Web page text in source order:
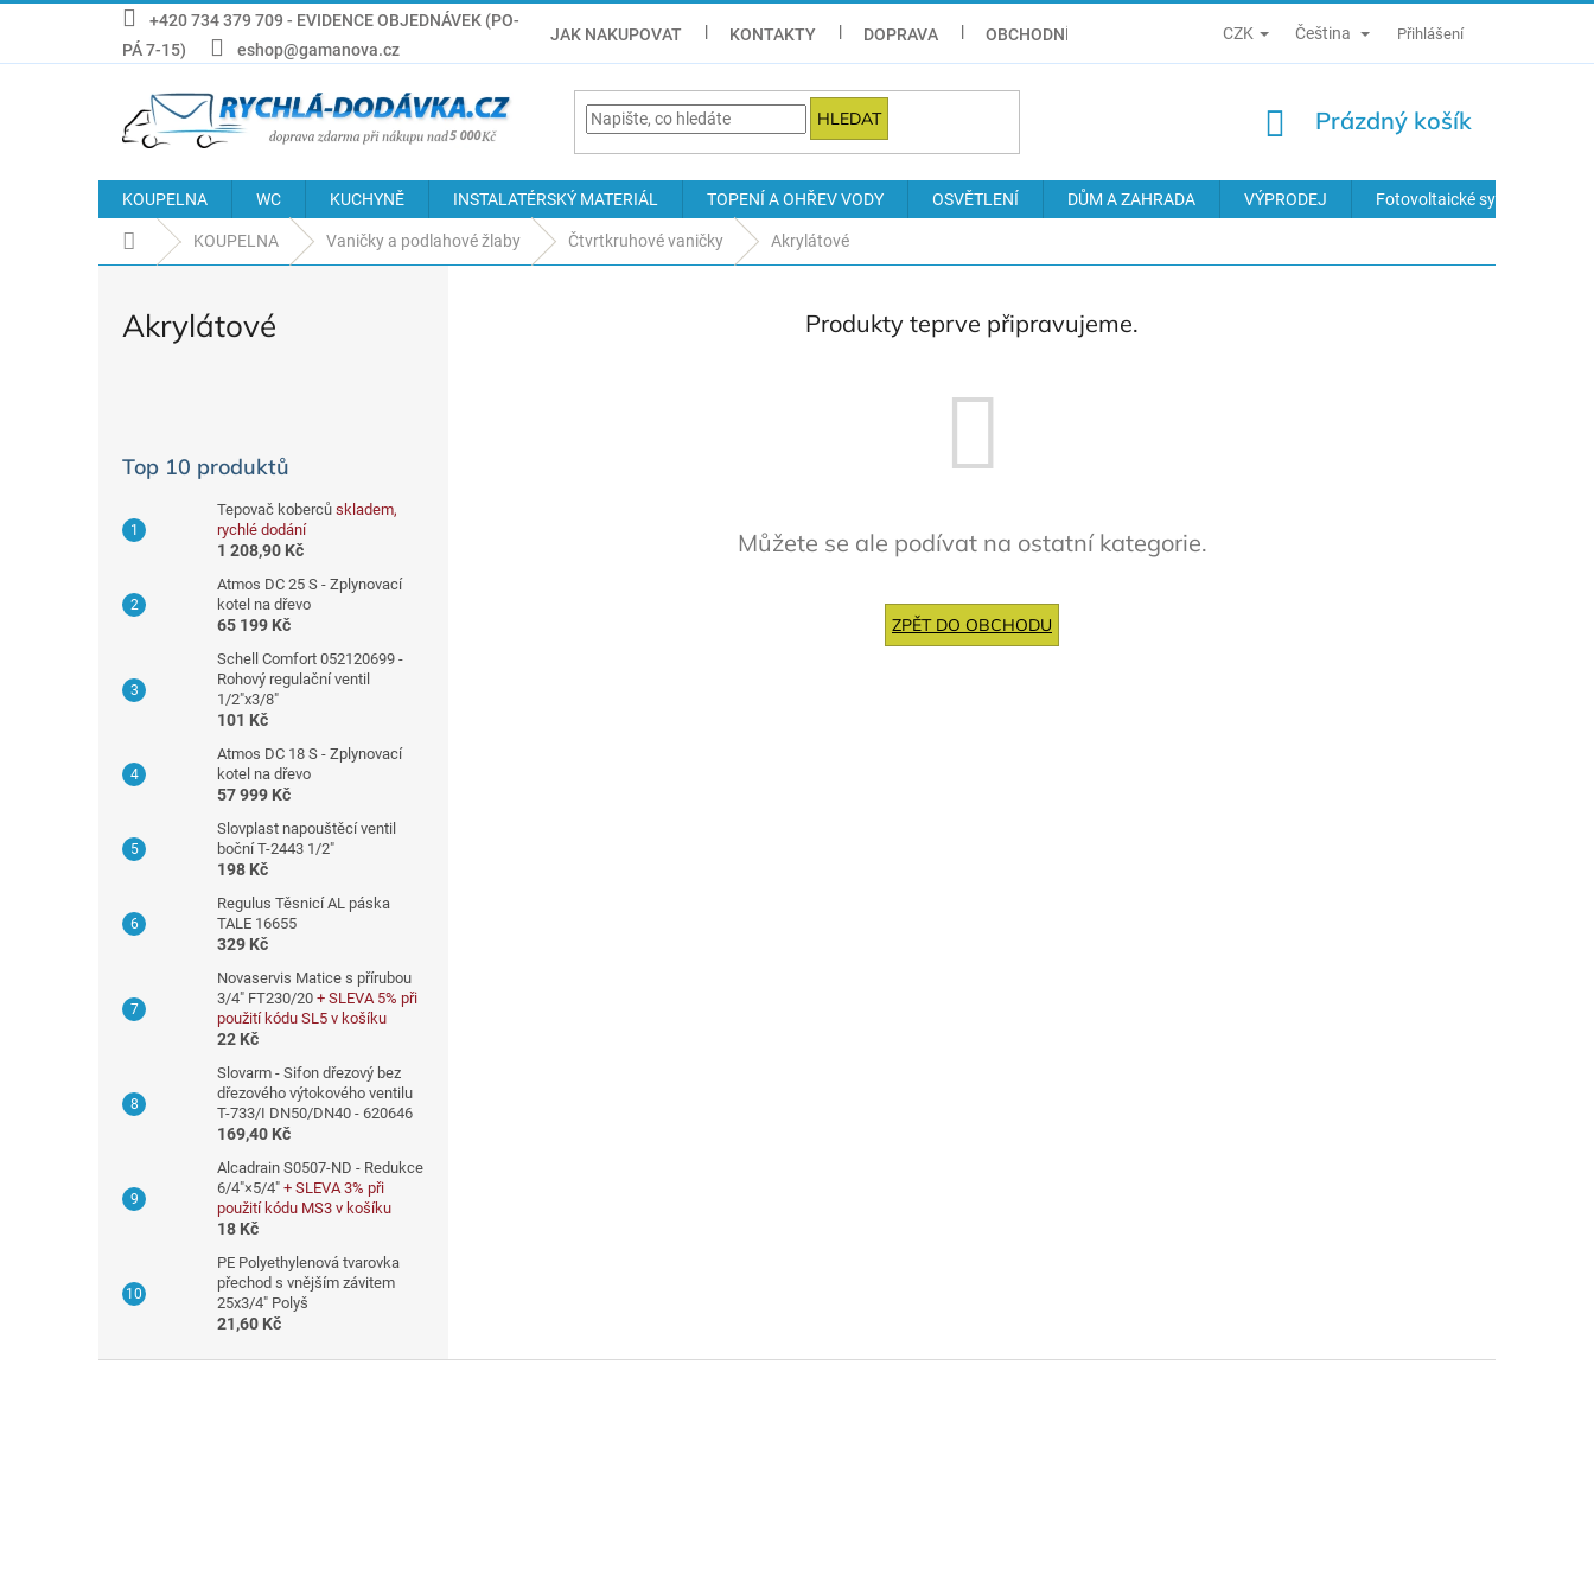
Přejít
+420 734 379 709 - EVIDENCE OBJEDNÁVEK (PO-
PÁ 7-15)
eshop@gamanova.cz
JAK NAKUPOVAT KONTAKTY DOPRAVA OBCHODNÍ PODMÍNKY ZÁSADY ZPRACOVÁNÍ OSOBNÍCH ÚDAJŮ
CZK Čeština Přihlášení
HLEDAT
NÁKUPNÍ
Prázdný košík
KOUPELNA WC KUCHYNĚ INSTALATÉRSKÝ MATERIÁL TOPENÍ A OHŘEV VODY OSVĚTLENÍ DŮM A ZAHRADA VÝPRODEJ Fotovoltaické systémy
Domů KOUPELNA Vaničky a podlahové žlaby Čtvrtkruhové vaničky Akrylátové
Akrylátové
Top 10 produktů
Tepovač koberců skladem,
rychlé dodání
1 208,90 Kč
Atmos DC 25 S - Zplynovací
kotel na dřevo
65 199 Kč
Schell Comfort 052120699 -
Rohový regulační ventil
1/2"x3/8"
101 Kč
Atmos DC 18 S - Zplynovací
kotel na dřevo
57 999 Kč
Slovplast napouštěcí ventil
boční T-2443 1/2"
198 Kč
Regulus Těsnicí AL páska
TALE 16655
329 Kč
Novaservis Matice s přírubou
3/4" FT230/20 + SLEVA 5% při
použití kódu SL5 v košíku
22 Kč
Slovarm - Sifon dřezový bez
dřezového výtokového ventilu
T-733/I DN50/DN40 - 620646
169,40 Kč
Alcadrain S0507-ND - Redukce
6/4"×5/4" + SLEVA 3% při
použití kódu MS3 v košíku
18 Kč
PE Polyethylenová tvarovka
přechod s vnějším závitem
25x3/4" Polyš
21,60 Kč
Produkty teprve připravujeme.
Můžete se ale podívat na ostatní kategorie.
ZPĚT DO OBCHODU